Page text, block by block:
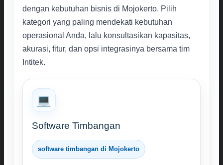
dengan kebutuhan bisnis di Mojokerto. Pilih
kategori yang paling mendekati kebutuhan
operasional Anda, lalu konsultasikan kapasitas,
akurasi, fitur, dan opsi integrasinya bersama tim
Intitek.
💻
Software Timbangan
software timbangan di Mojokerto